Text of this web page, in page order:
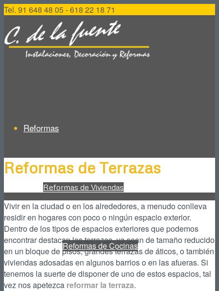
Tel. 91 648 48 05 - 618 22 18 71
Reformas
Reformas de Viviendas
Reformas de Cocinas
Reformas de Terrazas
Vivir en la ciudad o en los alrededores, a menudo conlleva
residir en hogares con poco o ningún espacio exterior.
Dentro de los tipos de espacios exteriores que podemos
encontrar destacan las terrazas, ya sean de tamaño reducido
en un bloque de pisos, grandes terrazas de áticos, o también
viviendas adosadas en algunos barrios o en las afueras. Si
tenemos la suerte de disponer de uno de estos espacios, tal
vez nos apetezca reformar la terraza.